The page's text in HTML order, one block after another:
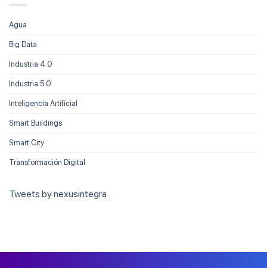
Agua
Big Data
Industria 4.0
Industria 5.0
Inteligencia Artificial
Smart Buildings
Smart City
Transformación Digital
Tweets by nexusintegra